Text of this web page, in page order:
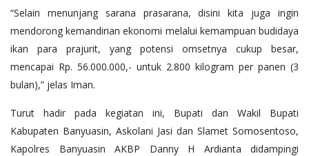
“Selain menunjang sarana prasarana, disini kita juga ingin
mendorong kemandirian ekonomi melalui kemampuan budidaya
ikan para prajurit, yang potensi omsetnya cukup besar,
mencapai Rp. 56.000.000,- untuk 2.800 kilogram per panen (3
bulan),” jelas Iman.
Turut hadir pada kegiatan ini, Bupati dan Wakil Bupati
Kabupaten Banyuasin, Askolani Jasi dan Slamet Somosentoso,
Kapolres Banyuasin AKBP Danny H Ardianta didampingi